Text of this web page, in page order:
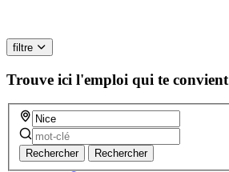
filtre
Trouve ici l'emploi qui te convient
Rechercher Rechercher